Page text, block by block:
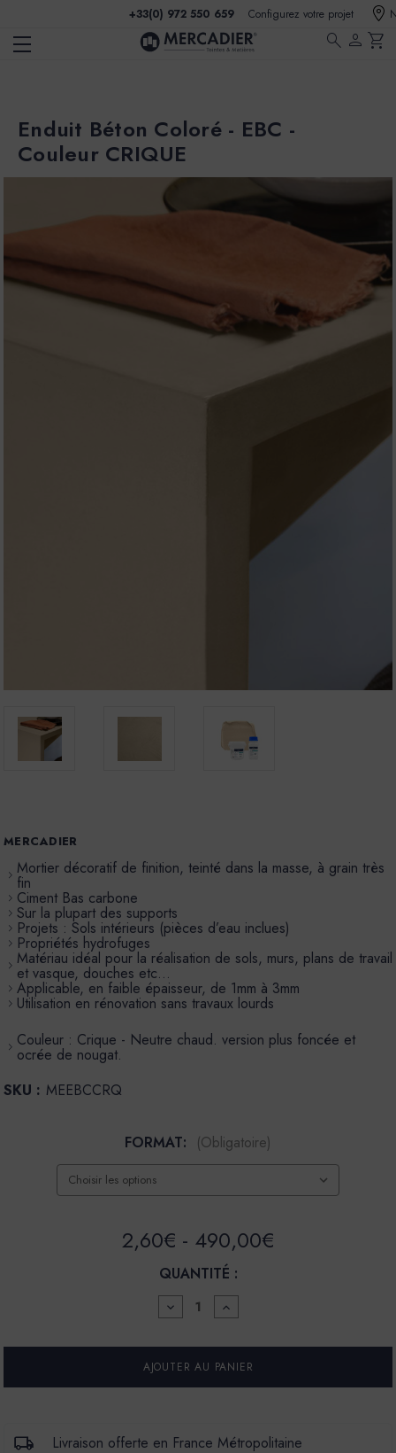
+33(0) 972 550 659 Configurez votre projet
search person shopping_cart
Enduit Béton Coloré - EBC -
Couleur CRIQUE
MERCADIER
Mortier décoratif de finition, teinté dans la masse, à grain très
fin
Ciment Bas carbone
Sur la plupart des supports
Projets : Sols intérieurs (pièces d’eau inclues)
Propriétés hydrofuges
Matériau idéal pour la réalisation de sols, murs, plans de travail
et vasque, douches etc…
Applicable, en faible épaisseur, de 1mm à 3mm
Utilisation en rénovation sans travaux lourds
Couleur : Crique - Neutre chaud. version plus foncée et
ocrée de nougat.
SKU : MEEBCCRQ
FORMAT: (Obligatoire)
2,60€ - 490,00€
QUANTITÉ :
DIMINUER
LA
POUR
ENDUIT
COLORÉ
COULEUR
AUGMENTER
LA
POUR
ENDUIT
COLORÉ
-
COULEUR
Livraison offerte en France Métropolitaine